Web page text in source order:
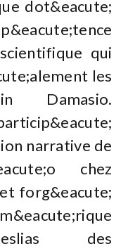
dot&eacute;
qui
les
Damasio.
narrative de
chez
forg&eacute;
des